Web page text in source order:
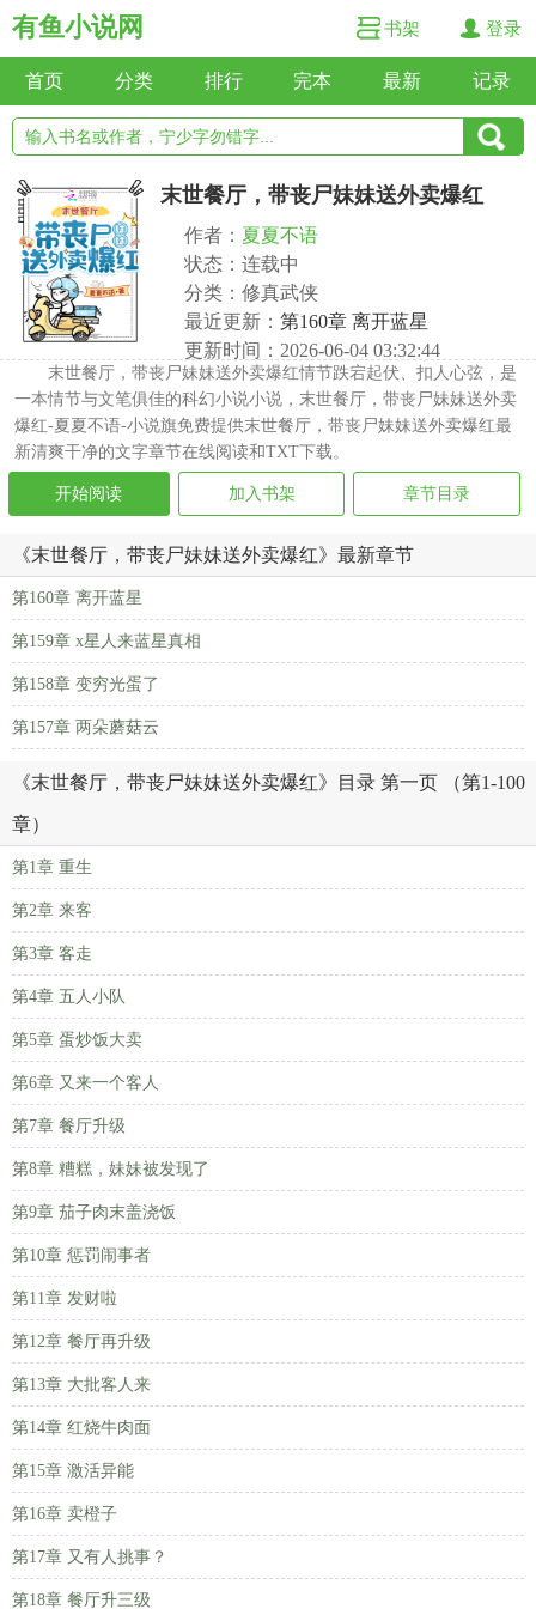
有鱼小说网 书架 登录
首页 分类 排行 完本 最新 记录
末世餐厅，带丧尸妹妹送外卖爆红
作者： 夏夏不语
状态：连载中
分类：修真武侠
最近更新： 第160章 离开蓝星
更新时间：2026-06-04 03:32:44
末世餐厅，带丧尸妹妹送外卖爆红情节跌宕起伏、扣人心弦，是
一本情节与文笔俱佳的科幻小说小说，末世餐厅，带丧尸妹妹送外卖
爆红-夏夏不语-小说旗免费提供末世餐厅，带丧尸妹妹送外卖爆红最
新清爽干净的文字章节在线阅读和TXT下载。
开始阅读 加入书架 章节目录
《末世餐厅，带丧尸妹妹送外卖爆红》最新章节
第160章 离开蓝星
第159章 x星人来蓝星真相
第158章 变穷光蛋了
第157章 两朵蘑菇云
《末世餐厅，带丧尸妹妹送外卖爆红》目录 第一页 （第1-100
章）
第1章 重生
第2章 来客
第3章 客走
第4章 五人小队
第5章 蛋炒饭大卖
第6章 又来一个客人
第7章 餐厅升级
第8章 糟糕，妹妹被发现了
第9章 茄子肉末盖浇饭
第10章 惩罚闹事者
第11章 发财啦
第12章 餐厅再升级
第13章 大批客人来
第14章 红烧牛肉面
第15章 激活异能
第16章 卖橙子
第17章 又有人挑事？
第18章 餐厅升三级